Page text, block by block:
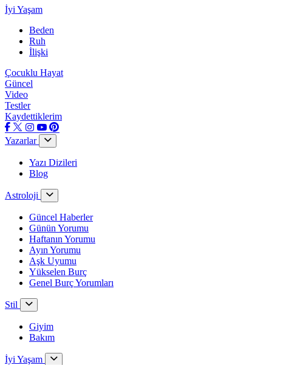
İyi Yaşam
Beden
Ruh
İlişki
Çocuklu Hayat
Güncel
Video
Testler
Kaydettiklerim
Yazarlar
Yazı Dizileri
Blog
Astroloji
Güncel Haberler
Günün Yorumu
Haftanın Yorumu
Ayın Yorumu
Aşk Uyumu
Yükselen Burç
Genel Burç Yorumları
Stil
Giyim
Bakım
İyi Yaşam